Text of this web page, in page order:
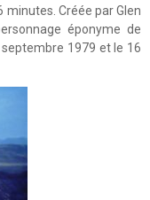
Créée par Glen
éponyme de
1979 et le 16